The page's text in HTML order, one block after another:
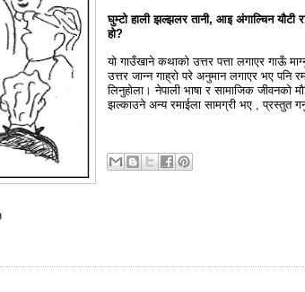
घुम्टो हाली झल्झलर तानी, आइ अंगाल्चिन यौटी
हो?
यो गाउँखाने कथाको उत्तर पत्ता लगाएर गाऊँ
उत्तर जान्न गाह्रो परे अनुमान लगाएर भए पनि
लिनुहोला। नेपाली भाषा र सामाजिक जीवनको
झल्काउने अन्य रमाईला सामग्री भए , प्रस्तुत